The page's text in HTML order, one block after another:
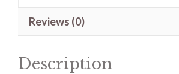
Reviews (0)
Description